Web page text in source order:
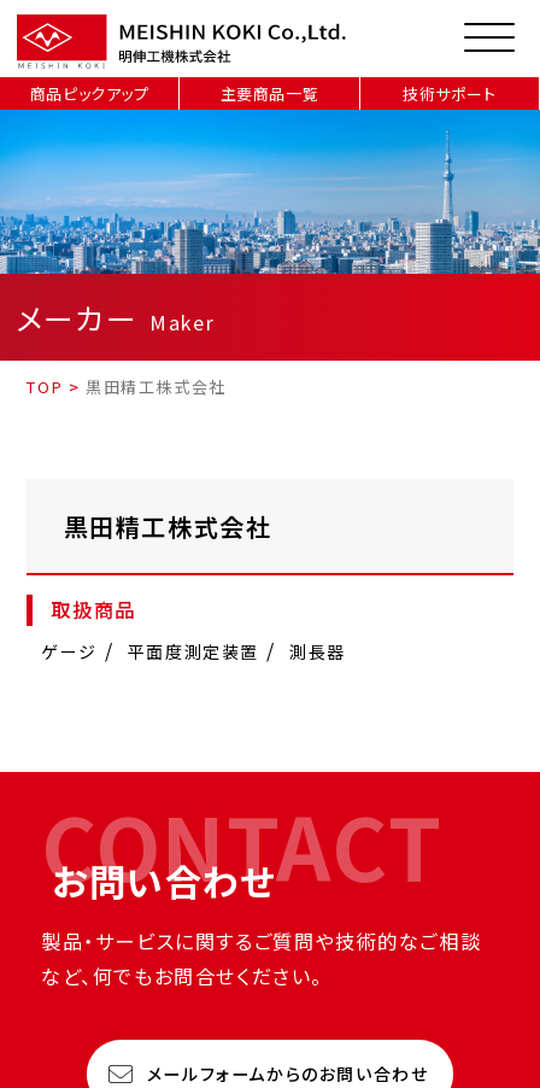
商品ピックアップ 主要商品一覧 技術サポート
メーカー Maker
TOP >黒田精工株式会社
黒田精工株式会社
取扱商品
ゲージ 平面度測定装置 測長器
CONTACT
お問い合わせ
製品・サービスに関するご質問や技術的なご相談
など、何でもお問合せください。
メールフォームからのお問い合わせ